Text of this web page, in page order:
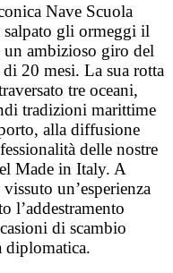
Nave Scuola
gli ormeggi il
ambizioso giro del
20 mesi. La sua rotta
tre oceani,
tradizioni marittime
alla diffusione
delle nostre
Made in Italy. A
un’esperienza
l’addestramento
di scambio
diplomatica.